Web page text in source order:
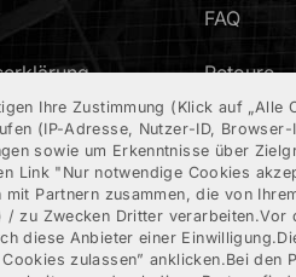
FAQ
Retoure
Widerruf
Ihre Zustimmung (Klick auf
(IP-Adresse, Nutzer-ID,
sowie um Erkenntnisse über
Link "Nur notwendige Cookies
mit Partnern zusammen, die von
zu Zwecken Dritter
diese Anbieter einer
zulassen” anklicken.Bei